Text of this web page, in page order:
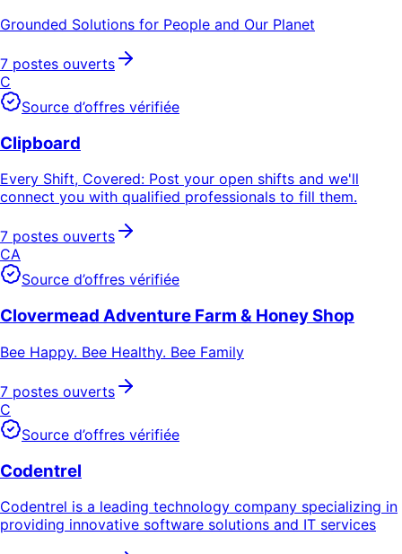
Grounded Solutions for People and Our Planet
7 postes ouverts
C
Source d’offres vérifiée
Clipboard
Every Shift, Covered: Post your open shifts and we'll
connect you with qualified professionals to fill them.
7 postes ouverts
CA
Source d’offres vérifiée
Clovermead Adventure Farm & Honey Shop
Bee Happy. Bee Healthy. Bee Family
7 postes ouverts
C
Source d’offres vérifiée
Codentrel
Codentrel is a leading technology company specializing in
providing innovative software solutions and IT services